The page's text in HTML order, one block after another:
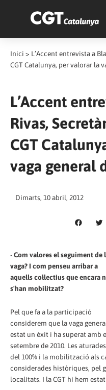
Inici > L’Accent entrevista a
CGT Catalunya, per valorar la
L’Accent
Rivas,
CGT
vaga general
Dimarts, 10 abril, 2012
-Com valores el seguiment de
vaga? I com penseu arribar a
aquells col·lectius que encara
s'han mobilitzat?
Pel que fa a la participació
considerem que la vaga
estat un èxit i ha superat amb
setembre de 2010. Les
del 100% i la mobilització als
considerades històriques, pel
localitats. I la CGT hi hem